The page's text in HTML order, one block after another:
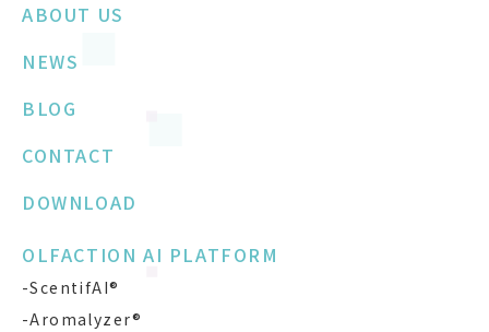
ABOUT US
NEWS
BLOG
CONTACT
DOWNLOAD
OLFACTION AI PLATFORM
-ScentifAI®
-Aromalyzer®